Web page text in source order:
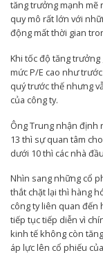
tăng trưởng mạnh mẽ
quy mô rất lớn với
động mất thời gian
Khi tốc độ tăng
mức P/E cao như
quý trước thế nhưng
của công ty.
Ông Trung nhận định
13 thì sự quan tâm
dưới 10 thì các nhà
Nhìn sang những cổ
thắt chặt lại thì hàng
công ty liên quan đến
tiếp tục tiếp diễn vì
kinh tế không còn
áp lực lên cổ phiếu